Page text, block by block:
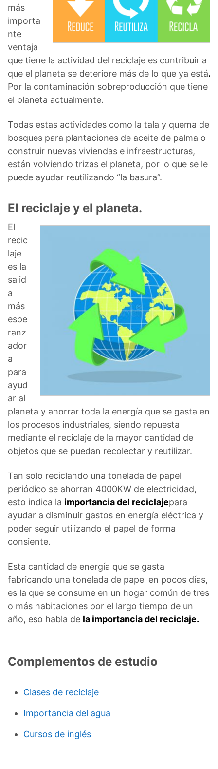
más
importa
nte
ventaja
que tiene la actividad del reciclaje es contribuir a
que el planeta se deteriore más de lo que ya está.
Por la contaminación sobreproducción que tiene
el planeta actualmente.
Todas estas actividades como la tala y quema de
bosques para plantaciones de aceite de palma o
construir nuevas viviendas e infraestructuras,
están volviendo trizas el planeta, por lo que se le
puede ayudar reutilizando “la basura”.
El reciclaje y el planeta.
El
recic
laje
es la
salid
a
más
espe
ranz
ador
a
para
ayud
ar al
planeta y ahorrar toda la energía que se gasta en
los procesos industriales, siendo repuesta
mediante el reciclaje de la mayor cantidad de
objetos que se puedan recolectar y reutilizar.
Tan solo reciclando una tonelada de papel
periódico se ahorran 4000KW de electricidad,
esto indica la importancia del reciclajepara
ayudar a disminuir gastos en energía eléctrica y
poder seguir utilizando el papel de forma
consiente.
Esta cantidad de energía que se gasta
fabricando una tonelada de papel en pocos días,
es la que se consume en un hogar común de tres
o más habitaciones por el largo tiempo de un
año, eso habla de la importancia del reciclaje.
Complementos de estudio
Clases de reciclaje
Importancia del agua
Cursos de inglés